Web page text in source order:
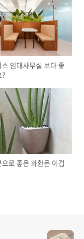
임대사무실 보다 좋
로 좋은 화환은 이겁